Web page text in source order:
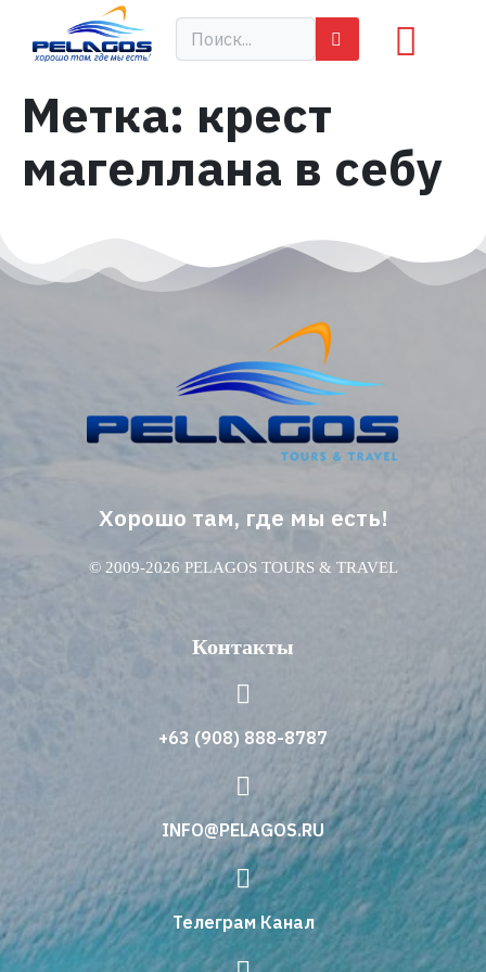
Метка: крест
магеллана в себу
Хорошо там, где мы есть!
© 2009-2026 PELAGOS TOURS & TRAVEL
Контакты
+63 (908) 888-8787
INFO@PELAGOS.RU
Телеграм Канал